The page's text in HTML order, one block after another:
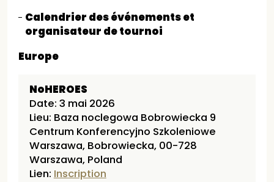
Calendrier des événements et
organisateur de tournoi
Europe
NoHEROES
Date: 3 mai 2026
Lieu: Baza noclegowa Bobrowiecka 9
Centrum Konferencyjno Szkoleniowe
Warszawa, Bobrowiecka, 00-728
Warszawa, Poland
Lien: Inscription